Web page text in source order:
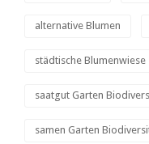
alternative Blumen
städtische Blumenwiese
saatgut Garten
samen Garten